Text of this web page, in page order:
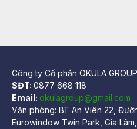
Công ty Cổ phần OKULA GROUP
SĐT: 0877 668 118
Email: okulagroup@gmail.com
Văn phòng: BT An Viên 22,
Eurowindow Twin Park, Gia